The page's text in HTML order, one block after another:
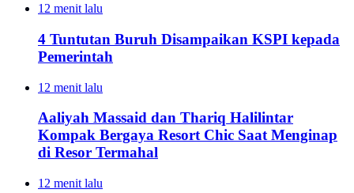
12 menit lalu
4 Tuntutan Buruh Disampaikan KSPI kepada
Pemerintah
12 menit lalu
Aaliyah Massaid dan Thariq Halilintar
Kompak Bergaya Resort Chic Saat Menginap
di Resor Termahal
12 menit lalu